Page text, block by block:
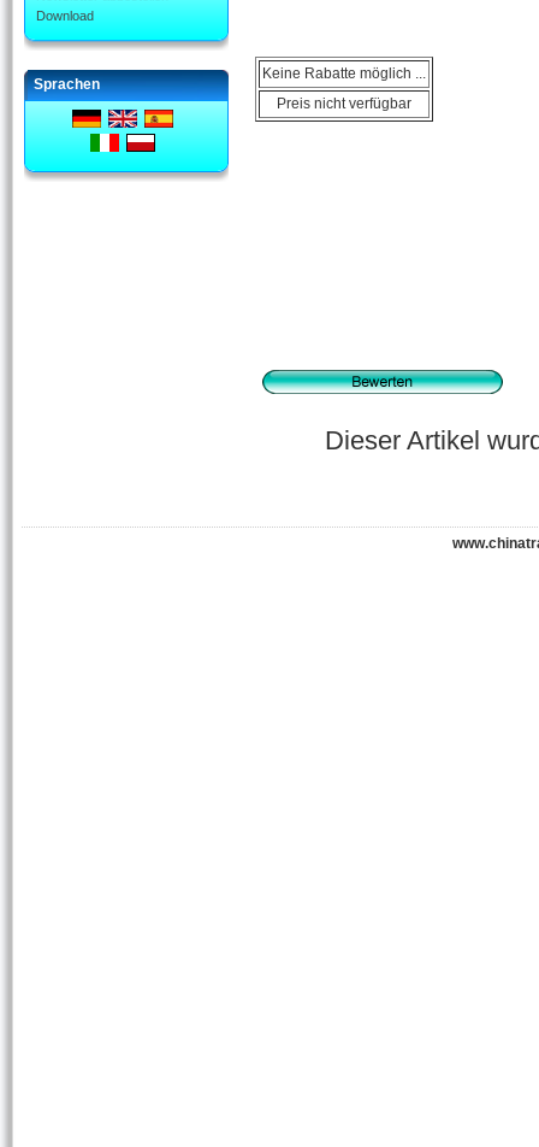
Download
Sprachen
Keine Rabatte möglich ...
Preis nicht verfügbar
Dieser Artikel